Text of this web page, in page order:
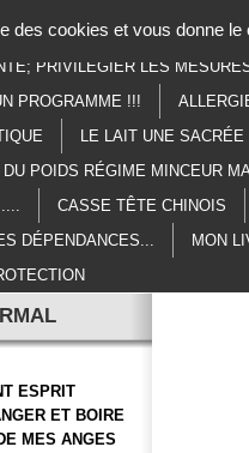
ESOTÉRISME
PRIVILÉGIER LES
PROGRAMME !!!
LE LAIT UNE SACRÉE
POIDS RÉGIME MINCEUR
CASSE TÊTE CHINOIS
DÉPENDANCES...
MON
ESPRIT
ET BOIRE
MES ANGES
des cookies et vous donne